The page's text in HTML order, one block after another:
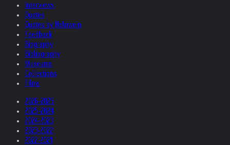
Interviews
Quotes
Quotes by Helnwein
Feedback
Biography
Bibliography
Museums
Collections
Films
2026-2025
2025-2024
2024-2023
2023-2022
2022-2021